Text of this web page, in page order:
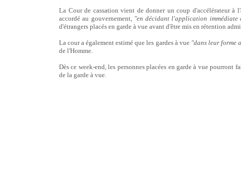
La Cour de cassation vient de donner un coup d'accélérateur
accordé au gouvernement, "en décidant l'application immédiate
d'étrangers placés en garde à vue avant d'être mis en rétention
La cour a également estimé que les gardes à vue "dans leur forme
de l'Homme.
Dès ce week-end, les personnes placées en garde à vue
de la garde à vue.